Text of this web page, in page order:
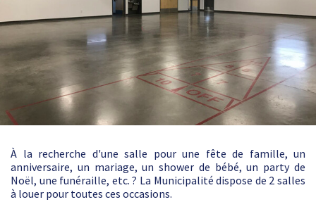
À la recherche d'une salle pour une fête de famille, un
anniversaire, un mariage, un shower de bébé, un party de
Noël, une funéraille, etc. ? La Municipalité dispose de 2 salles
à louer pour toutes ces occasions.